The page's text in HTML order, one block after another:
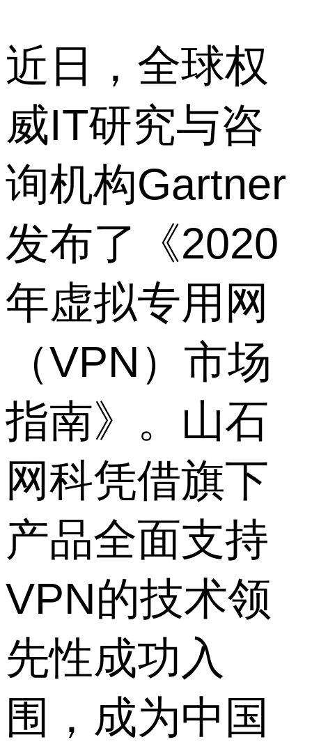
近日，全球权
威IT研究与咨
询机构Gartner
发布了《2020
年虚拟专用网
（VPN）市场
指南》。山石
网科凭借旗下
产品全面支持
VPN的技术领
先性成功入
围，成为中国